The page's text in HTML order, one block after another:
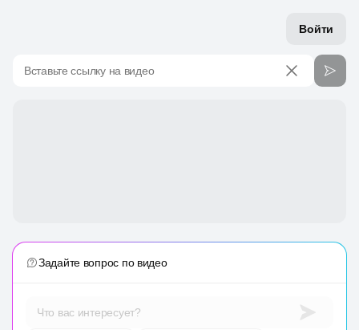
Войти
Вставьте ссылку на видео
Задайте вопрос по видео
Что вас интересует?